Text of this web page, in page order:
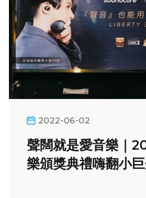
2022-06-02
聲闊就是愛音樂｜
樂頒獎典禮嗨翻小